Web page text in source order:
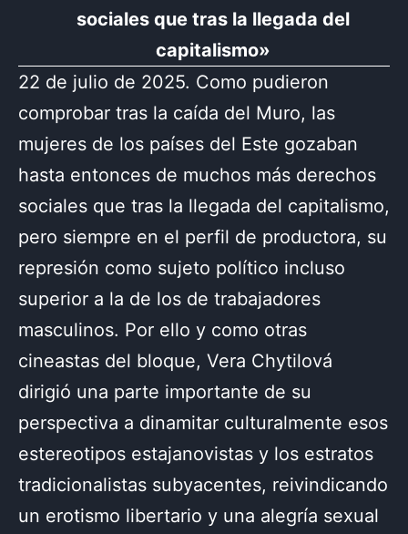
sociales que tras la llegada del
capitalismo»
22 de julio de 2025. Como pudieron
comprobar tras la caída del Muro, las
mujeres de los países del Este gozaban
hasta entonces de muchos más derechos
sociales que tras la llegada del capitalismo,
pero siempre en el perfil de productora, su
represión como sujeto político incluso
superior a la de los de trabajadores
masculinos. Por ello y como otras
cineastas del bloque, Vera Chytilová
dirigió una parte importante de su
perspectiva a dinamitar culturalmente esos
estereotipos estajanovistas y los estratos
tradicionalistas subyacentes, reivindicando
un erotismo libertario y una alegría sexual